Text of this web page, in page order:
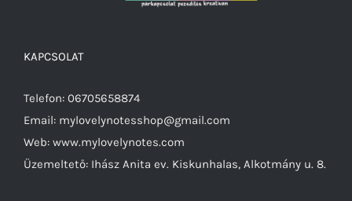
KAPCSOLAT
Telefon: 06705658874
Email: mylovelynotesshop@gmail.com
Web: www.mylovelynotes.com
Üzemeltető: Ihász Anita ev. Kiskunhalas, Alkotmány u. 8.